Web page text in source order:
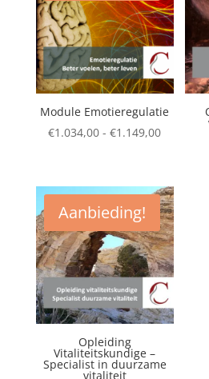
Module Emotieregulatie
€1.034,00 - €1.149,00
€1.149,00
Aanbieding!
Opleiding
Vitaliteitskundige –
Specialist in duurzame
vitaliteit